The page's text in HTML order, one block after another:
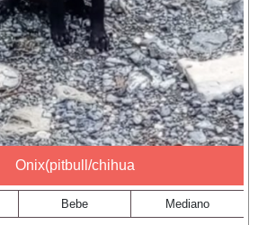
Onix(pitbull/chihua
Bebe Mediano